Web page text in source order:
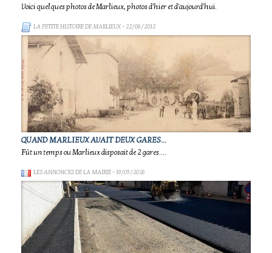
Voici quelques photos de Marlieux, photos d'hier et d'aujourd'hui.
LA PETITE HISTOIRE DE MARLIEUX- 22/06/2012
QUAND MARLIEUX AVAIT DEUX GARES...
Fût un temps ou Marlieux disposait de 2 gares....
LES ANNONCES DE LA MAIRIE- 19/05/2026